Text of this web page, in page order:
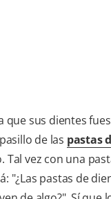
que sus dientes
de las pastas
Tal vez con una
"¿Las pastas de